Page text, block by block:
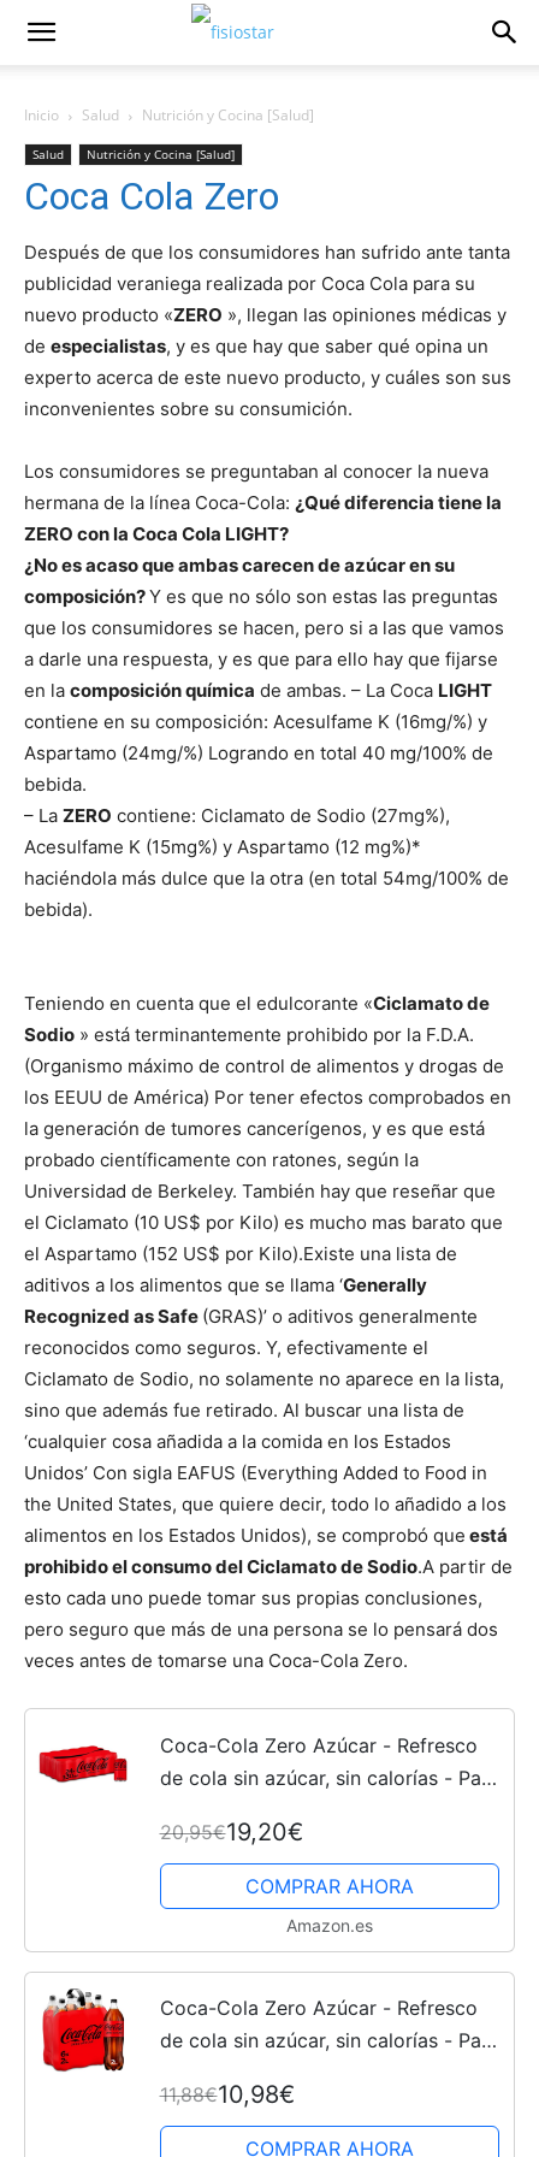
Inicio Salud Nutrición y Cocina [Salud]
Salud Nutrición y Cocina [Salud]
Coca Cola Zero
Después de que los consumidores han sufrido ante tanta
publicidad veraniega realizada por Coca Cola para su
nuevo producto «ZERO », llegan las opiniones médicas y
de especialistas, y es que hay que saber qué opina un
experto acerca de este nuevo producto, y cuáles son sus
inconvenientes sobre su consumición.
Los consumidores se preguntaban al conocer la nueva
hermana de la lí­nea Coca-Cola: ¿Qué diferencia tiene la
ZERO con la Coca Cola LIGHT?
¿No es acaso que ambas carecen de azúcar en su
composición?Y es que no sólo son estas las preguntas
que los consumidores se hacen, pero si a las que vamos
a darle una respuesta, y es que para ello hay que fijarse
en la composición quí­mica de ambas. – La Coca LIGHT
contiene en su composición: Acesulfame K (16mg/%) y
Aspartamo (24mg/%) Logrando en total 40 mg/100% de
bebida.
– La ZERO contiene: Ciclamato de Sodio (27mg%),
Acesulfame K (15mg%) y Aspartamo (12 mg%)*
haciéndola más dulce que la otra (en total 54mg/100% de
bebida).
Teniendo en cuenta que el edulcorante «Ciclamato de
Sodio » está terminantemente prohibido por la F.D.A.
(Organismo máximo de control de alimentos y drogas de
los EEUU de América) Por tener efectos comprobados en
la generación de tumores cancerí­genos, y es que está
probado cientí­ficamente con ratones, según la
Universidad de Berkeley. También hay que reseñar que
el Ciclamato (10 US$ por Kilo) es mucho mas barato que
el Aspartamo (152 US$ por Kilo).Existe una lista de
aditivos a los alimentos que se llama ‘Generally
Recognized as Safe (GRAS)’ o aditivos generalmente
reconocidos como seguros. Y, efectivamente el
Ciclamato de Sodio, no solamente no aparece en la lista,
sino que además fue retirado. Al buscar una lista de
‘cualquier cosa añadida a la comida en los Estados
Unidos’ Con sigla EAFUS (Everything Added to Food in
the United States, que quiere decir, todo lo añadido a los
alimentos en los Estados Unidos), se comprobó que está
prohibido elconsumo delCiclamato de Sodio.A partir de
esto cada uno puede tomar sus propias conclusiones,
pero seguro que más de una persona se lo pensará dos
veces antes de tomarse una Coca-Cola Zero.
Coca-Cola Zero Azúcar - Refresco
de cola sin azúcar, sin calorías - Pack
20,95€19,20€
COMPRAR AHORA
Amazon.es
Coca-Cola Zero Azúcar - Refresco
de cola sin azúcar, sin calorías - Pack
11,88€10,98€
COMPRAR AHORA